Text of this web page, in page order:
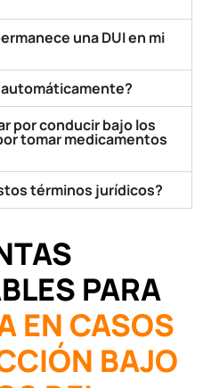
una DUI en mi
por conducir bajo los
tomar medicamentos
términos jurídicos?
PARA
EN CASOS
BAJO